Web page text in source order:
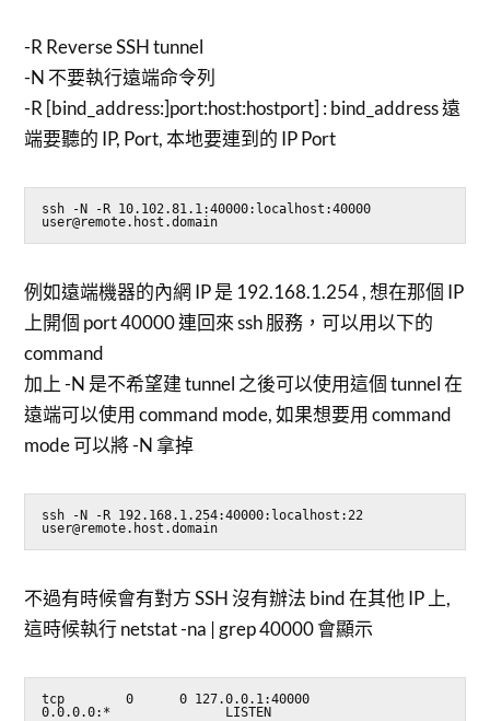
-R Reverse SSH tunnel
-N 不要執行遠端命令列
-R [bind_address:]port:host:hostport] : bind_address 遠
端要聽的 IP, Port, 本地要連到的 IP Port
ssh -N -R 10.102.81.1:40000:localhost:40000
user@remote.host.domain
例如遠端機器的內網 IP 是 192.168.1.254 , 想在那個 IP
上開個 port 40000 連回來 ssh 服務，可以用以下的
command
加上 -N 是不希望建 tunnel 之後可以使用這個 tunnel 在
遠端可以使用 command mode, 如果想要用 command
mode 可以將 -N 拿掉
ssh -N -R 192.168.1.254:40000:localhost:22
user@remote.host.domain
不過有時候會有對方 SSH 沒有辦法 bind 在其他 IP 上,
這時候執行 netstat -na | grep 40000 會顯示
tcp        0      0 127.0.0.1:40000
0.0.0.0:*               LISTEN